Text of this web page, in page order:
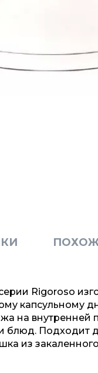
Rigoroso
капсульному
на внутренней
блюд. Подходит
из